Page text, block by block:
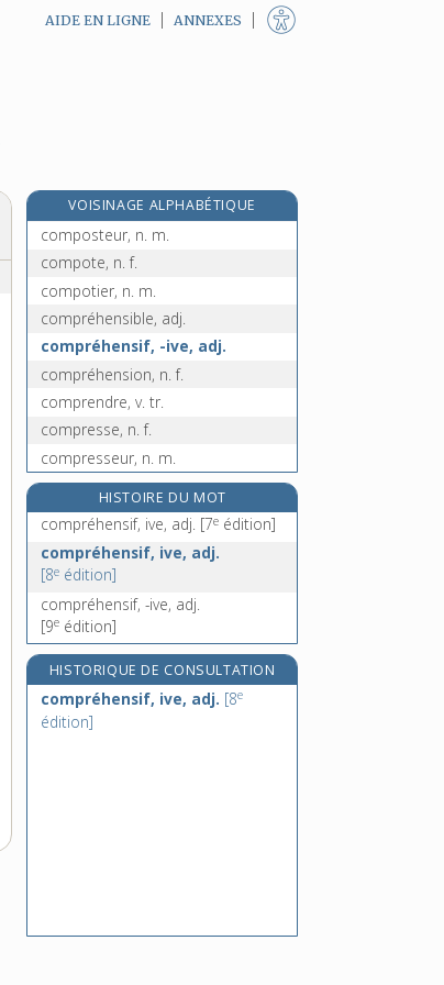
AIDE EN LIGNE ANNEXES
VOISINAGE ALPHABÉTIQUE
composter [II], v. tr.
composteur, n. m.
compote, n. f.
compotier, n. m.
compréhensible, adj.
compréhensif, -ive, adj.
compréhension, n. f.
comprendre, v. tr.
compresse, n. f.
compresseur, n. m.
compressibilité, n. f.
compressible, adj.
compression, n. f.
comprimé, n. m.
HISTOIRE DU MOT
compréhensif, ive, adj. [7e édition]
compréhensif, ive, adj.
[8e édition]
compréhensif, -ive, adj.
[9e édition]
HISTORIQUE DE CONSULTATION
compréhensif, ive, adj. [8e
édition]